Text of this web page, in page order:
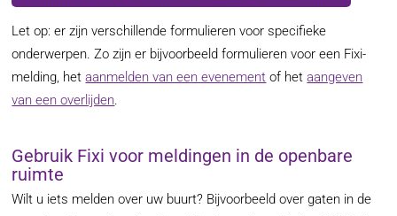
Let op: er zijn verschillende formulieren voor specifieke
onderwerpen. Zo zijn er bijvoorbeeld formulieren voor een Fixi-
melding, hetaanmelden van een evenement of hetaangeven
van een overlijden.
Gebruik Fixi voor meldingen in de openbare
ruimte
Wilt u iets melden over uw buurt? Bijvoorbeeld over gaten in de